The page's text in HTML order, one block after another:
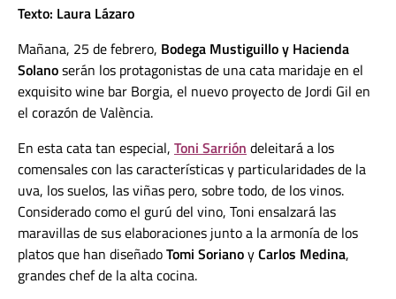
Texto: Laura Lázaro
Mañana, 25 de febrero, Bodega Mustiguillo y Hacienda
Solanoserán los protagonistas de una cata maridaje en el
exquisito wine bar Borgia, el nuevo proyecto deJordi Gil en
el corazón de València.
En esta cata tan especial, Toni Sarrión deleitará a los
comensales con las características y particularidades de la
uva, los suelos, las viñas pero, sobre todo, de los vinos.
Considerado como el gurú del vino, Toni ensalzará las
maravillas de sus elaboraciones junto a la armonía de los
platos que han diseñadoTomi SorianoyCarlos Medina,
grandes chef de la alta cocina.